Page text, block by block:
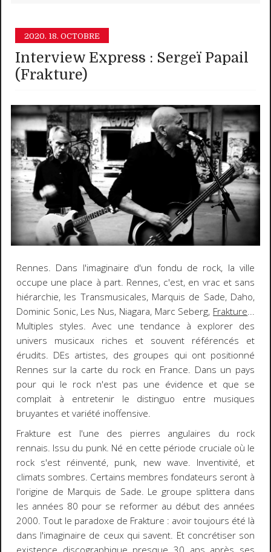
2020. 18. OCTOBRE
Interview Express : Sergeï Papail
(Frakture)
Rennes. Dans l'imaginaire d'un fondu de rock, la ville
occupe une place à part. Rennes, c'est, en vrac et sans
hiérarchie, les Transmusicales, Marquis de Sade, Daho,
Dominic Sonic, Les Nus, Niagara, Marc Seberg, Frakture...
Multiples styles. Avec une tendance à explorer des
univers musicaux riches et souvent référencés et
érudits. DEs artistes, des groupes qui ont positionné
Rennes sur la carte du rock en France. Dans un pays
pour qui le rock n'est pas une évidence et que se
complait à entretenir le distinguo entre musiques
bruyantes et variété inoffensive.
Frakture est l'une des pierres angulaires du rock
rennais. Issu du punk. Né en cette période cruciale où le
rock s'est réinventé, punk, new wave. Inventivité, et
climats sombres. Certains membres fondateurs seront à
l'origine de Marquis de Sade. Le groupe splittera dans
les années 80 pour se reformer au début des années
2000. Tout le paradoxe de Frakture : avoir toujours été là
dans l'imaginaire de ceux qui savent. Et concrétiser son